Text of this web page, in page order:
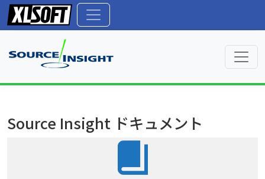
Source Insight ドキュメント